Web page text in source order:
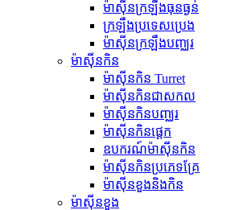
ម៉ាស៊ីនក្រឡឹងធុនធ្ងន់
ក្រឡឹងប្រទេសប្រេង
ម៉ាស៊ីនក្រឡឹងបញ្ឈរ
ម៉ាស៊ីនកិន
ម៉ាស៊ីនកិន Turret
ម៉ាស៊ីនកិនជាសកល
ម៉ាស៊ីនកិនបញ្ឈរ
ម៉ាស៊ីនកិនផ្តេក
ឧបករណ៍ម៉ាស៊ីនកិន
ម៉ាស៊ីនកិនប្រភេទគ្រែ
ម៉ាស៊ីនខួងនិងកិន
ម៉ាស៊ីនខួង